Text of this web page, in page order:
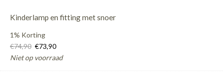
Kinderlamp en fitting met snoer
1% Korting
€74,90 €73,90
Niet op voorraad